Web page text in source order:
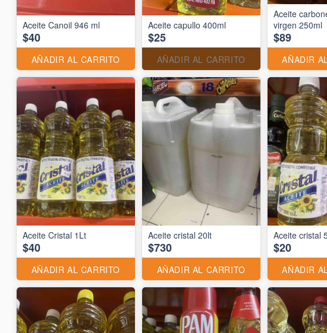
Aceite Canoil 946 ml
$40
AÑADIR AL CARRITO
Aceite capullo 400ml
$25
AÑADIR AL CARRITO
Aceite
virgen 250ml
$89
AÑADIR
Aceite Cristal 1Lt
$40
AÑADIR AL CARRITO
Aceite cristal 20lt
$730
AÑADIR AL CARRITO
Aceite cristal
$20
AÑADIR